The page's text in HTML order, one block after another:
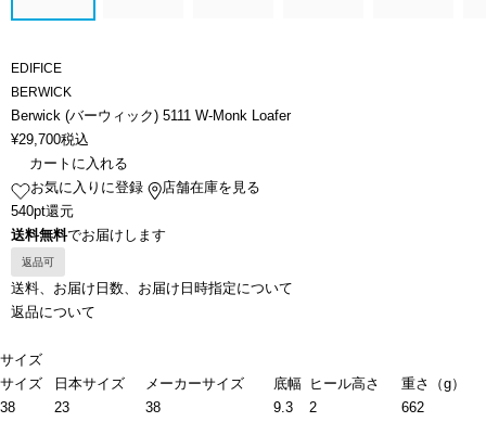
EDIFICE
BERWICK
Berwick (バーウィック) 5111 W-Monk Loafer
¥29,700税込
カートに入れる
お気に入りに登録
店舗在庫を見る
540pt還元
送料無料でお届けします
返品可
送料、お届け日数、お届け日時指定について
返品について
サイズ
サイズ
日本サイズ メーカーサイズ 底幅 ヒール高さ
重さ（g）
38
23 38 9.3 2
662